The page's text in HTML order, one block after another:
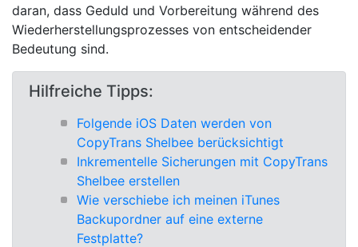
daran, dass Geduld und Vorbereitung während des
Wiederherstellungsprozesses von entscheidender
Bedeutung sind.
Hilfreiche Tipps:
Folgende iOS Daten werden von
CopyTrans Shelbee berücksichtigt
Inkrementelle Sicherungen mit CopyTrans
Shelbee erstellen
Wie verschiebe ich meinen iTunes
Backupordner auf eine externe
Festplatte?